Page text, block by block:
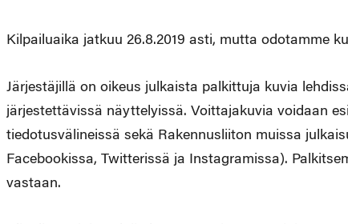
Kilpailuaika jatkuu 26.8.2019 asti, mutta odotamme
Järjestäjillä on oikeus julkaista palkittuja kuvia
järjestettävissä näyttelyissä. Voittajakuvia voidaan
tiedotusvälineissä sekä Rakennusliiton muissa
Facebookissa, Twitterissä ja Instagramissa).
vastaan.